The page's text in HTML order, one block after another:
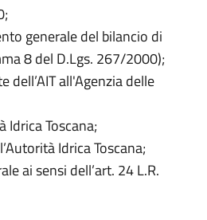
generale del bilancio di
8 del D.Lgs. 267/2000);
all'Agenzia delle
Idrica Toscana;
Idrica Toscana;
ai sensi dell’art. 24 L.R.